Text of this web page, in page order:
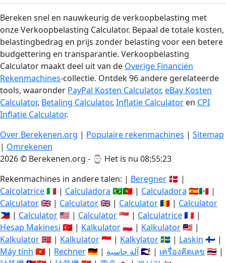
Bereken snel en nauwkeurig de verkoopbelasting met
onze Verkoopbelasting Calculator. Bepaal de totale kosten,
belastingbedrag en prijs zonder belasting voor een betere
budgettering en transparantie. Verkoopbelasting
Calculator maakt deel uit van de Overige Financiën
Rekenmachines-collectie. Ontdek 96 andere gerelateerde
tools, waaronder PayPal Kosten Calculator, eBay Kosten
Calculator, Betaling Calculator, Inflatie Calculator en CPI
Inflatie Calculator.
Over Berekenen.org | Populaire rekenmachines | Sitemap
| Omrekenen
2026 © Berekenen.org - ⌚ Het is nu 08:55:24
Rekenmachines in andere talen: | Beregner 🇩🇰 |
Calcolatrice🇮🇹 | Calculadora 🇧🇷🇵🇹 | Calculadora 🇪🇸🇲🇽 |
Calculator🇬🇧 | Calculator🇬🇧 | Calculator🇷🇴 | Calculator
🇵🇭 | Calculator🇺🇸 | Calculator🇸🇬 | Calculatrice🇫🇷 |
Hesap Makinesi 🇹🇷 | Kalkulator🇵🇱 | Kalkulator🇲🇾 |
Kalkulator🇳🇴 | Kalkulator🇮🇩 | Kalkylator🇸🇪 | Laskin 🇫🇮 |
Máy tính 🇻🇳 | Rechner🇩🇪 | آلة حاسبة🇸🇦 | เครื่องคิดเลข 🇹🇭 |